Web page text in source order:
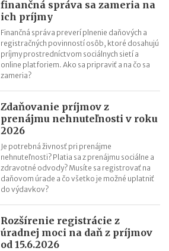
finančná správa sa zameria na
ich príjmy
Finančná správa preverí plnenie daňových a
registračných povinností osôb, ktoré dosahujú
príjmy prostredníctvom sociálnych sietí a
online platforiem. Ako sa pripraviť a na čo sa
zameria?
Zdaňovanie príjmov z
prenájmu nehnuteľnosti v roku
2026
Je potrebná živnosť pri prenájme
nehnuteľnosti? Platia sa z prenájmu sociálne a
zdravotné odvody? Musíte sa registrovať na
daňovom úrade a čo všetko je možné uplatniť
do výdavkov?
Rozšírenie registrácie z
úradnej moci na daň z príjmov
od 15.6.2026